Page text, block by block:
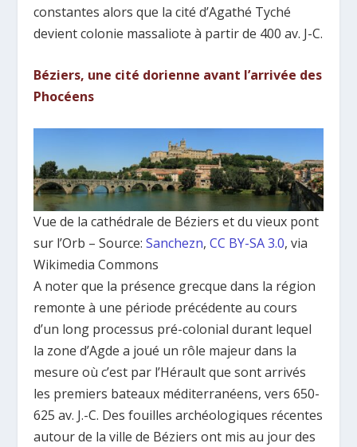
constantes alors que la cité d’Agathé Tyché
devient colonie massaliote à partir de 400 av. J-C.
Béziers, une cité dorienne avant l’arrivée des
Phocéens
Vue de la cathédrale de Béziers et du vieux pont
sur l’Orb – Source: Sanchezn,CC BY-SA 3.0, via
Wikimedia Commons
A noter que la présence grecque dans la région
remonte à une période précédente au cours
d’un long processus pré-colonial durant lequel
la zone d’Agde a joué un rôle majeur dans la
mesure où c’est par l’Hérault que sont arrivés
les premiers bateaux méditerranéens, vers 650-
625 av. J.-C. Des fouilles archéologiques récentes
autour de la ville de Béziers ont mis au jour des